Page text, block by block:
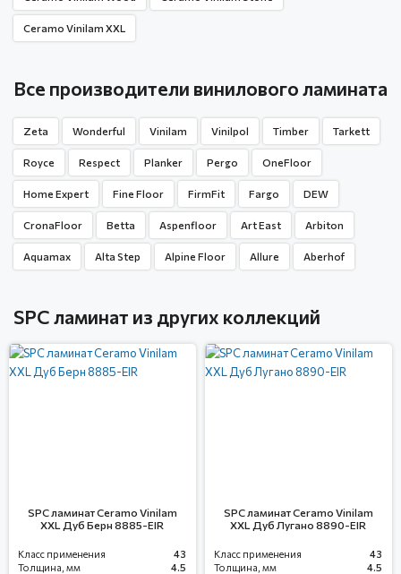
Ceramo Vinilam XXL
Все производители винилового ламината
Zeta Wonderful Vinilam Vinilpol Timber Tarkett
Royce Respect Planker Pergo OneFloor
Home Expert Fine Floor FirmFit Fargo DEW
CronaFloor Betta Aspenfloor Art East Arbiton
Aquamax Alta Step Alpine Floor Allure Aberhof
SPC ламинат из других коллекций
SPC ламинат Ceramo Vinilam
XXL Дуб Берн 8885-EIR
Класс применения
43
Толщина, мм
4.5
SPC ламинат Ceramo Vinilam
XXL Дуб Лугано 8890-EIR
Класс применения
43
Толщина, мм
4.5